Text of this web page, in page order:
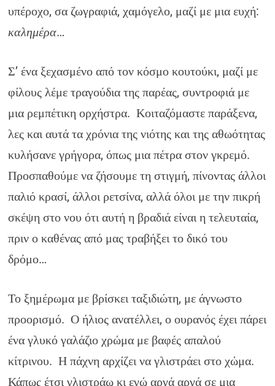
υπέροχο, σα ζωγραφιά, χαμόγελο, μαζί με μια ευχή:
καλημέρα…
Σ’ ένα ξεχασμένο από τον κόσμο κουτούκι, μαζί με
φίλους λέμε τραγούδια της παρέας, συντροφιά με
μια ρεμπέτικη ορχήστρα. Κοιταζόμαστε παράξενα,
λες και αυτά τα χρόνια της νιότης και της αθωότητας
κυλήσανε γρήγορα, όπως μια πέτρα στον γκρεμό.
Προσπαθούμε να ζήσουμε τη στιγμή, πίνοντας άλλοι
παλιό κρασί, άλλοι ρετσίνα, αλλά όλοι με την πικρή
σκέψη στο νου ότι αυτή η βραδιά είναι η τελευταία,
πριν ο καθένας από μας τραβήξει το δικό του
δρόμο…
Το ξημέρωμα με βρίσκει ταξιδιώτη, με άγνωστο
προορισμό. Ο ήλιος ανατέλλει, ο ουρανός έχει πάρει
ένα γλυκό γαλάζιο χρώμα με βαφές απαλού
κίτρινου. Η πάχνη αρχίζει να γλιστράει στο χώμα.
Κάπως έτσι γλιστράω κι εγώ αργά αργά σε μια